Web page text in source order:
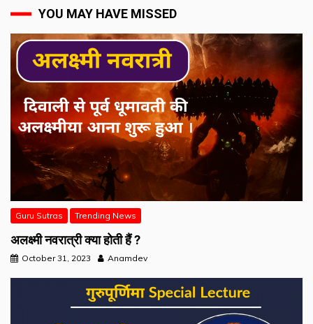
YOU MAY HAVE MISSED
Guru Sutras Trending News
अलक्ष्मी नवरात्री क्या होती हैं ?
October 31, 2023 Anamdev